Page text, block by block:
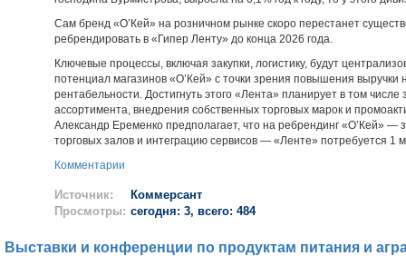
Сам бренд «О’Кей» на розничном рынке скоро перестанет
ребрендировать в «Гипер Ленту» до конца 2026 года.
Ключевые процессы, включая закупки, логистику, будут
потенциал магазинов «О’Кей» с точки зрения повышения
рентабельности. Достигнуть этого «Лента» планирует в том
ассортимента, внедрения собственных торговых марок и
Александр Еременко предполагает, что на ребрендинг «О’Кей» —
торговых залов и интеграцию сервисов — «Ленте» потребуется 1
Комментарии
Источник:
Коммерсант
Просмотры: сегодня: 3, всего: 484
Выставки и конференции по продуктам питания и